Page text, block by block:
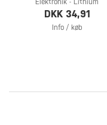
Elektronik - Lithium
DKK 34,91
Info / køb